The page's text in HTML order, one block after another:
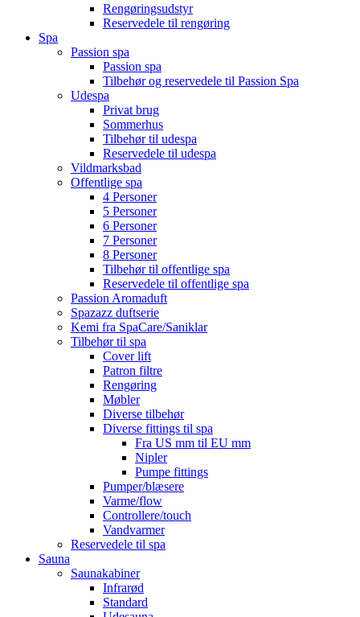
Rengøringsudstyr
Reservedele til rengøring
Spa
Passion spa
Passion spa
Tilbehør og reservedele til Passion Spa
Udespa
Privat brug
Sommerhus
Tilbehør til udespa
Reservedele til udespa
Vildmarksbad
Offentlige spa
4 Personer
5 Personer
6 Personer
7 Personer
8 Personer
Tilbehør til offentlige spa
Reservedele til offentlige spa
Passion Aromaduft
Spazazz duftserie
Kemi fra SpaCare/Saniklar
Tilbehør til spa
Cover lift
Patron filtre
Rengøring
Møbler
Diverse tilbehør
Diverse fittings til spa
Fra US mm til EU mm
Nipler
Pumpe fittings
Pumper/blæsere
Varme/flow
Controllere/touch
Vandvarmer
Reservedele til spa
Sauna
Saunakabiner
Infrarød
Standard